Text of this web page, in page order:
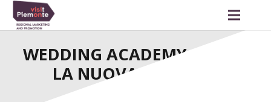
WEDDING ACADEMY, AL VIA
LA NUOVA EDIZIONE